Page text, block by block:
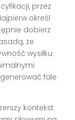
przez
określ
dobierz
że
wysiłku
fale
kontekst